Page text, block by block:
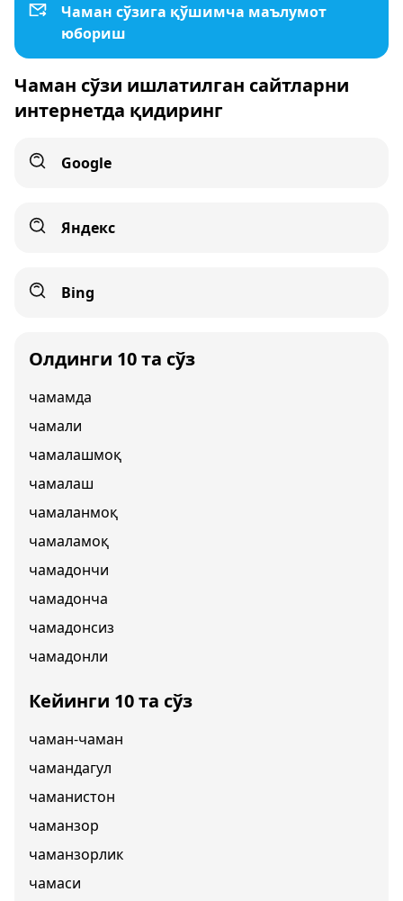
Чаман сўзига қўшимча маълумот
юбориш
Чаман сўзи ишлатилган сайтларни
интернетда қидиринг
Google
Яндекс
Bing
Олдинги 10 та сўз
чамамда
чамали
чамалашмоқ
чамалаш
чамаланмоқ
чамаламоқ
чамадончи
чамадонча
чамадонсиз
чамадонли
Кейинги 10 та сўз
чаман-чаман
чамандагул
чаманистон
чаманзор
чаманзорлик
чамаси